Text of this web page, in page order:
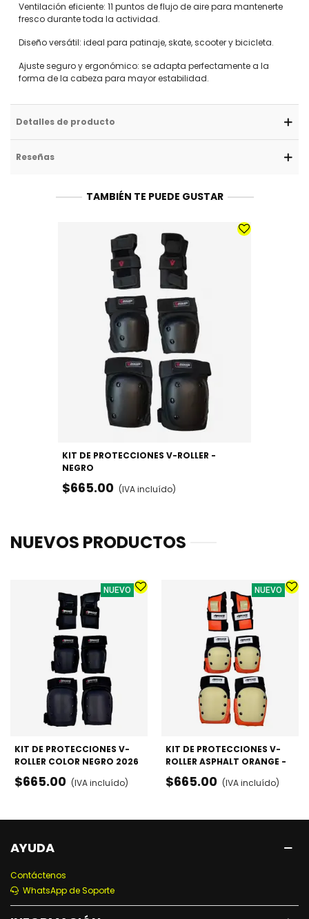
Ventilación eficiente: 11 puntos de flujo de aire para mantenerte
fresco durante toda la actividad.
Diseño versátil: ideal para patinaje, skate, scooter y bicicleta.
Ajuste seguro y ergonómico: se adapta perfectamente a la
forma de la cabeza para mayor estabilidad.
Detalles de producto
Reseñas
TAMBIÉN TE PUEDE GUSTAR
KIT DE PROTECCIONES V-ROLLER -
NEGRO
$665.00 (IVA incluído)
NUEVOS PRODUCTOS
NUEVO
KIT DE PROTECCIONES V-
ROLLER COLOR NEGRO 2026
- RODILLERAS, CODERAS Y
MUÑEQUERAS
$665.00 (IVA incluído)
NUEVO
KIT DE PROTECCIONES V-
ROLLER ASPHALT ORANGE -
RODILLERAS, CODERAS Y
MUÑEQUERAS
$665.00 (IVA incluído)
AYUDA
Contáctenos
WhatsApp de Soporte